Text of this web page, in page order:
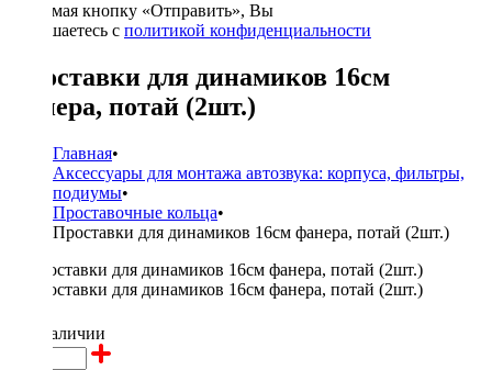
Нажимая кнопку «Отправить», Вы
соглашаетесь с политикой конфиденциальности
Проставки для динамиков 16см
фанера, потай (2шт.)
Главная•
Аксессуары для монтажа автозвука: корпуса, фильтры,
подиумы•
Проставочные кольца•
Проставки для динамиков 16см фанера, потай (2шт.)
в наличии